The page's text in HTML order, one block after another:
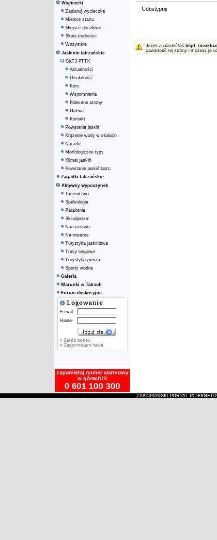
Wycieczki
Zaplanuj wycieczkę
Miejsce startu
Miejsce docelowe
Skala trudności
Wszystkie
Jaskinie tatrzańskie
SKTJ PTTK
Aktualności
Działalność
Kurs
Wspomnienia
Polecane strony
Galeria
Kontakt
Powstanie jaskiń
Krążenie wody w skałach
Nacieki
Morfologiczne typy
Klimat jaskiń
Powstanie jaskiń tatrz.
Zagadki tatrzańskie
Aktywny wypoczynek
Taternictwo
Speleologia
Paralotnie
Ski-alpinizm
Narciarstwo
Na rowerze
Turystyka jaskiniowa
Trasy biegowe
Turystyka piesza
Sporty wodne
Galeria
Warunki w Tatrach
Forum dyskusyjne
E-mail
Hasło
» Załóż konto
»Zapomniałem hasła
zapamiętaj numer alarmowy
w górach!!!
0 601 100 300
Udostępnij
Jeżeli znalazłeś/aś błąd ,
zawartość tej strony i możesz je
ZAKOPIAŃSKI PORTAL